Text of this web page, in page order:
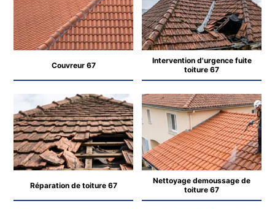
Couvreur 67
Intervention d'urgence fuite
toiture 67
Réparation de toiture 67
Nettoyage demoussage de
toiture 67